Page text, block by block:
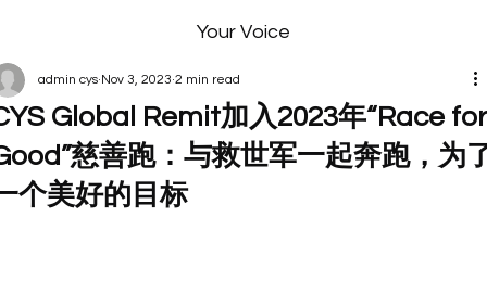
Your Voice
Global Remit加入2023年“Race
慈善跑：与救世军一起奔跑，为
个美好的目标
admin cys Nov 3, 2023 2 min read